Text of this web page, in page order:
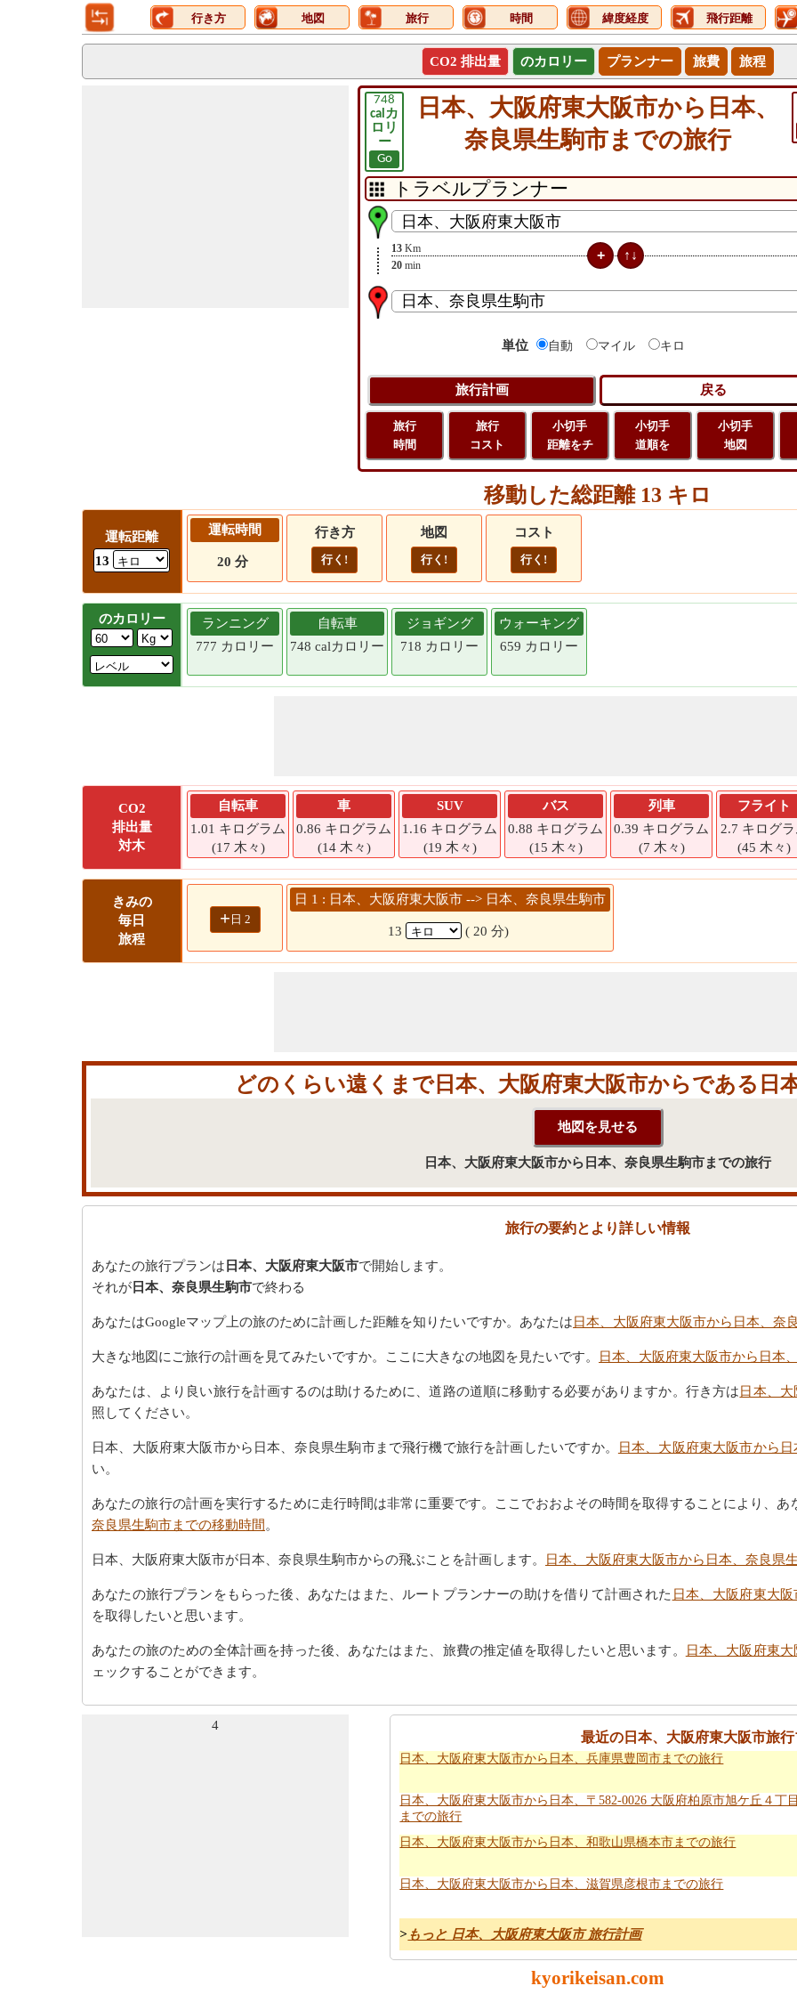
行き方 地図 旅行 時間 緯度経度 飛行距離
CO2 排出量 のカロリー プランナー 旅費 旅程
748
calカ
ロリ
ー
Go
日本、大阪府東大阪市から日本、
奈良県生駒市までの旅行
13 Km
20 min
単位 自動 マイル キロ
旅行
時間
旅行
コスト
小切手
距離をチ
小切手
道順を
小切手
地図
移動した総距離 13 キロ
運転距離
13
運転時間
20 分
行き方
行く!
地図
行く!
コスト
行く!
のカロリー
ランニング
777 カロリー
自転車
748 calカロリー
ジョギング
718 カロリー
ウォーキング
659 カロリー
CO2
排出量
対木
自転車
1.01 キログラム
(17 木々)
車
0.86 キログラム
(14 木々)
SUV
1.16 キログラム
(19 木々)
バス
0.88 キログラム
(15 木々)
列車
0.39 キログラム
(7 木々)
フライト
2.7 キログラ
(45 木々)
きみの
毎日
旅程
+ 日 2
日 1 : 日本、大阪府東大阪市 --> 日本、奈良県生駒市
13 ( 20 分)
どのくらい遠くまで日本、大阪府東大阪市からである日
日本、大阪府東大阪市から日本、奈良県生駒市までの旅行
旅行の要約とより詳しい情報
あなたの旅行プランは 日本、大阪府東大阪市で開始します。
それが 日本、奈良県生駒市で終わる
あなたはGoogleマップ上の旅のために計画した距離を知りたいですか。あなたは日本、大阪府東大阪市から日本、奈
大きな地図にご旅行の計画を見てみたいですか。ここに大きなの地図を見たいです。 日本、大阪府東大阪市から日本
あなたは、より良い旅行を計画するのは助けるために、道路の道順に移動する必要がありますか。行き方は日本、
照してください。
日本、大阪府東大阪市から日本、奈良県生駒市まで飛行機で旅行を計画したいですか。 日本、大阪府東大阪市から
い。
あなたの旅行の計画を実行するために走行時間は非常に重要です。ここでおおよその時間を取得することにより、あ
奈良県生駒市までの移動時間。
日本、大阪府東大阪市が日本、奈良県生駒市からの飛ぶことを計画します。 日本、大阪府東大阪市から日本、奈良県
あなたの旅行プランをもらった後、あなたはまた、ルートプランナーの助けを借りて計画された 日本、大阪府東大
を取得したいと思います。
あなたの旅のための全体計画を持った後、あなたはまた、旅費の推定値を取得したいと思います。 日本、大阪府東
ェックすることができます。
4
最近の日本、大阪府東大阪市旅
日本、大阪府東大阪市から日本、兵庫県豊岡市までの旅行
日本、大阪府東大阪市から日本、〒582-0026 大阪府柏原市旭ケ丘４丁
までの旅行
日本、大阪府東大阪市から日本、和歌山県橋本市までの旅行
日本、大阪府東大阪市から日本、滋賀県彦根市までの旅行
> もっと 日本、大阪府東大阪市 旅行計画
kyorikeisan.com